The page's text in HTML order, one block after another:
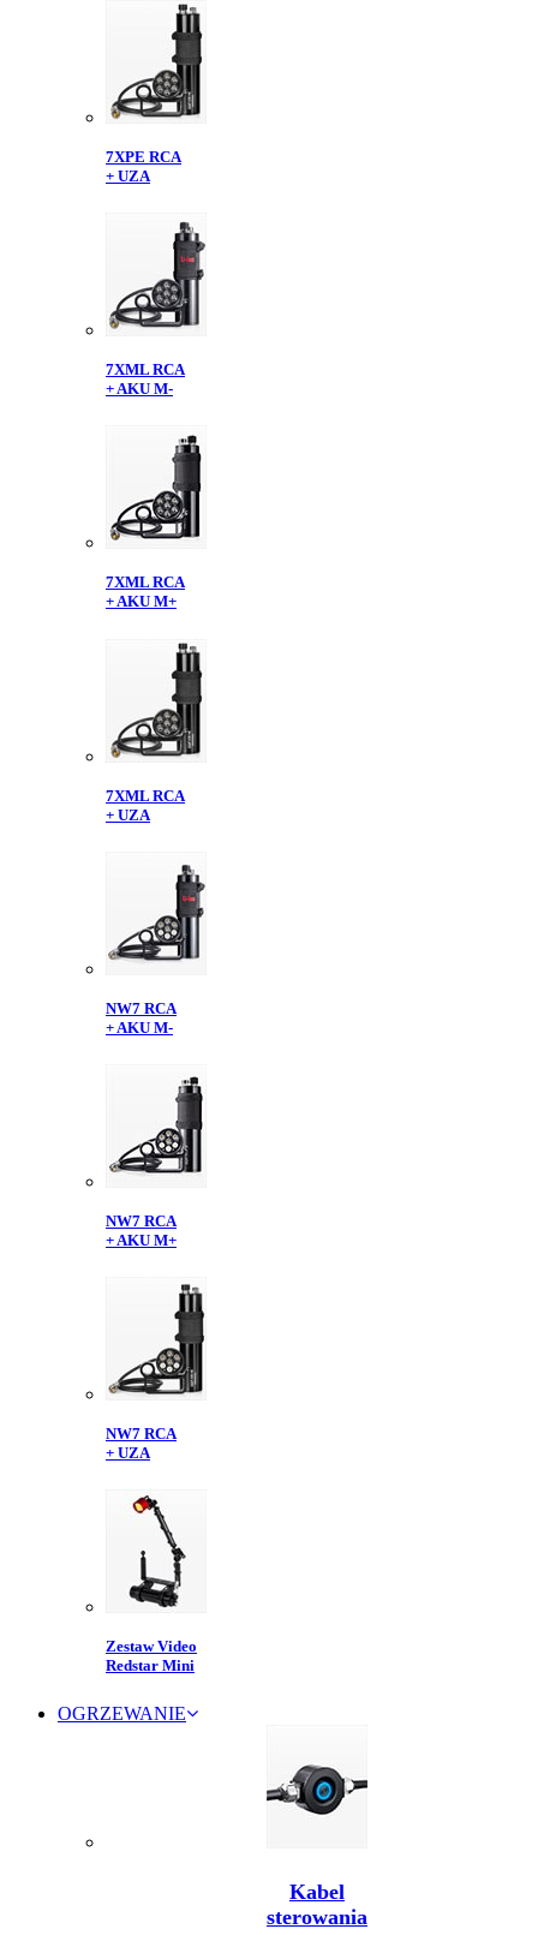
7XPE RCA
+ UZA
7XML RCA
+ AKU M-
7XML RCA
+ AKU M+
7XML RCA
+ UZA
NW7 RCA
+ AKU M-
NW7 RCA
+ AKU M+
NW7 RCA
+ UZA
Zestaw Video
Redstar Mini
OGRZEWANIE
Kabel
sterowania